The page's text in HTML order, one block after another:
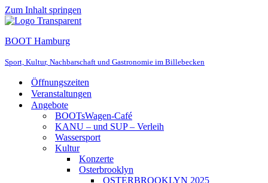
Zum Inhalt springen
BOOT Hamburg
Sport, Kultur, Nachbarschaft und Gastronomie im Billebecken
Öffnungszeiten
Veranstaltungen
Angebote
BOOTsWagen-Café
KANU – und SUP – Verleih
Wassersport
Kultur
Konzerte
Osterbrooklyn
OSTERBROOKLYN 2025